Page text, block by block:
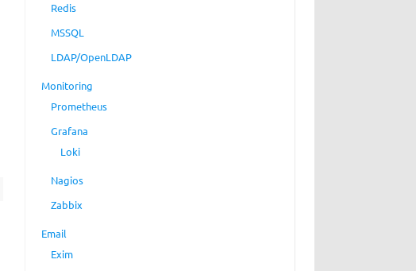
Redis
MSSQL
LDAP/OpenLDAP
Monitoring
Prometheus
Grafana
Loki
Nagios
Zabbix
Email
Exim